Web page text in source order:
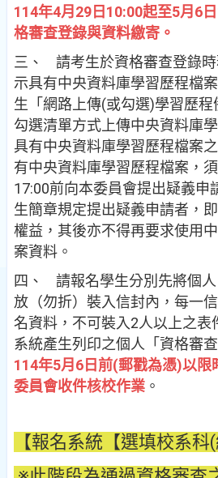
114年4月29日10:00起至5月6
格審查登錄與資料繳寄。
三、 請考生於資格審查登錄
示具有中央資料庫學習歷程檔
生「網路上傳(或勾選)學習歷
勾選清單方式上傳中央資料庫
具有中央資料庫學習歷程檔案
有中央資料庫學習歷程檔案，
17:00前向本委員會提出疑義申
生簡章規定提出疑義申請者，
權益，其後亦不得再要求使用
案資料。
四、 請報名學生分別先將個
放（勿折）裝入信封內，每一
名資料，不可裝入2人以上之表
系統產生列印之個人「資格審
114年5月6日前(郵戳為憑)以限
委員會收件核校作業 。
【報名系統【選填校系科(